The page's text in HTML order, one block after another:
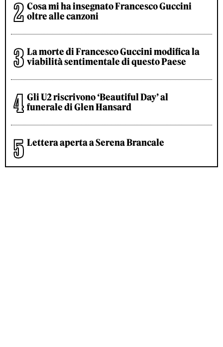
Cosa mi ha insegnato Francesco Guccini
oltre alle canzoni
La morte di Francesco Guccini modifica la
viabilità sentimentale di questo Paese
Gli U2 riscrivono ‘Beautiful Day’ al
funerale di Glen Hansard
Lettera aperta a Serena Brancale